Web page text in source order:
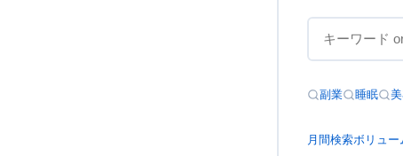
副業 睡眠
月間検索ボリュー